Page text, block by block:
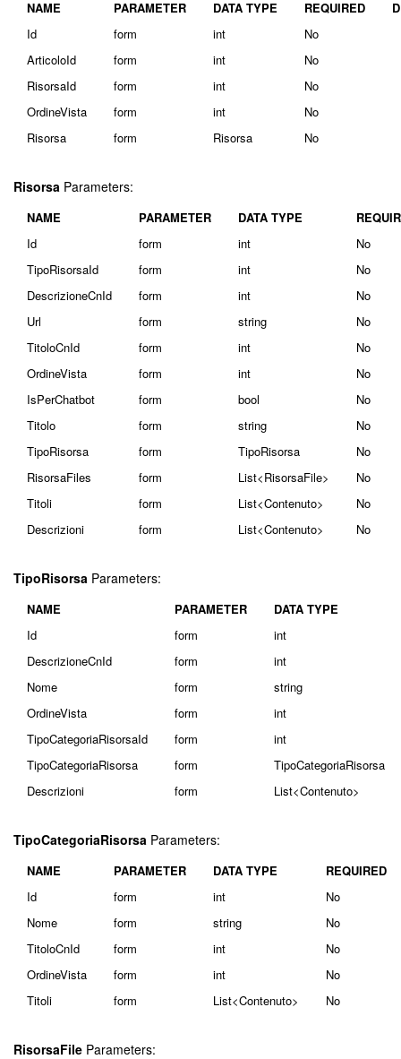
NAME PARAMETER DATA TYPE REQUIRED
Id
form int
No
ArticoloId
form int
No
RisorsaId
form int
No
OrdineVista
form int
No
Risorsa
form Risorsa No
Risorsa Parameters:
NAME PARAMETER DATA TYPE
Id
form int
No
TipoRisorsaId
form int
No
DescrizioneCnId
form int
No
Url
form string
No
TitoloCnId
form int
No
OrdineVista
form int
No
IsPerChatbot
form bool
No
Titolo
form string
No
TipoRisorsa
form TipoRisorsa
No
RisorsaFiles
form List<RisorsaFile>
No
Titoli
form List<Contenuto>
No
Descrizioni
form List<Contenuto> No
TipoRisorsa Parameters:
NAME PARAMETER
DATA TYPE
Id
form
int
DescrizioneCnId
form
int
Nome
form
string
OrdineVista
form
int
TipoCategoriaRisorsaId
form
int
TipoCategoriaRisorsa
form
TipoCategoriaRisorsa
Descrizioni
form List<Contenuto>
TipoCategoriaRisorsa Parameters:
NAME PARAMETER DATA TYPE
REQUIRED
Id
form int
No
Nome
form string
No
TitoloCnId
form int
No
OrdineVista
form int
No
Titoli
form List<Contenuto> No
RisorsaFile Parameters: